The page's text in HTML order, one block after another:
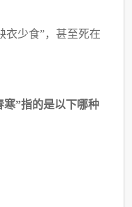
衣少食”，甚至死在
寒”指的是以下哪种